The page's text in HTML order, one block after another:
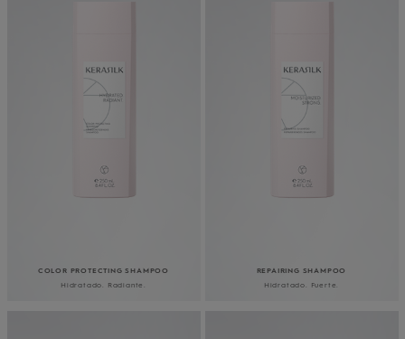
COLOR PROTECTING SHAMPOO
Hidratado. Radiante.
REPAIRING SHAMPOO
Hidratado. Fuerte.